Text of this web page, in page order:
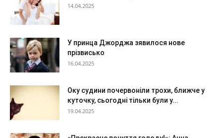
14.04.2025
У принца Джорджа зявилося нове
прізвисько
16.04.2025
Оку судини почервоніли трохи, ближче у
куточку, сьогодні тільки були у...
19.04.2025